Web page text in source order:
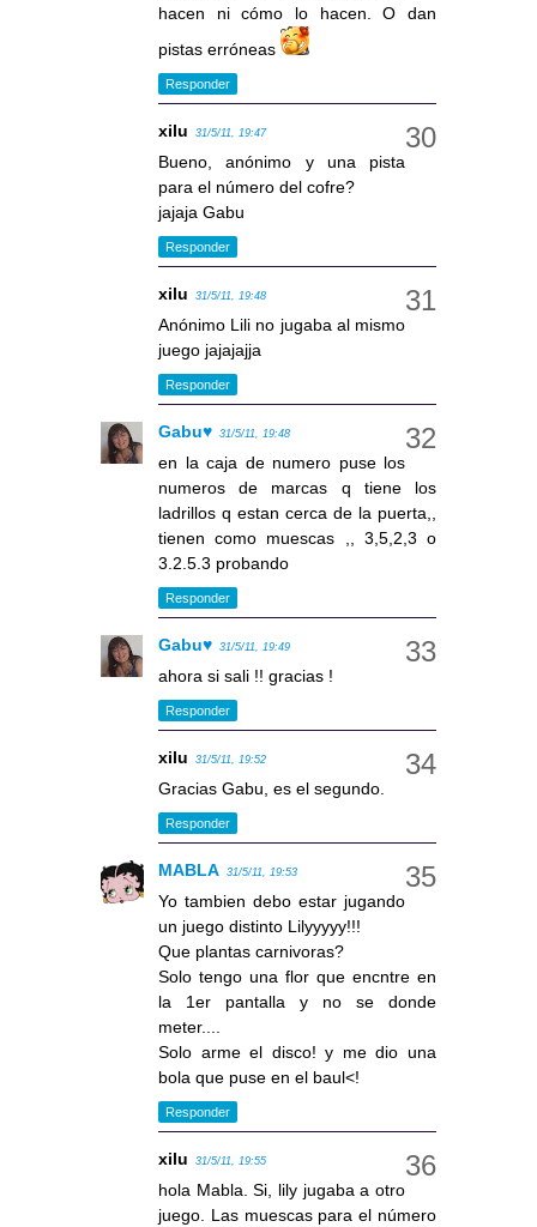
hacen ni cómo lo hacen. O dan
pistas erróneas
Responder
xilu 31/5/11, 19:47
Bueno, anónimo y una pista
para el número del cofre?
jajaja Gabu
Responder
xilu 31/5/11, 19:48
Anónimo Lili no jugaba al mismo
juego jajajajja
Responder
Gabu♥ 31/5/11, 19:48
en la caja de numero puse los
numeros de marcas q tiene los
ladrillos q estan cerca de la puerta,,
tienen como muescas ,, 3,5,2,3 o
3.2.5.3 probando
Responder
Gabu♥ 31/5/11, 19:49
ahora si sali !! gracias !
Responder
xilu 31/5/11, 19:52
Gracias Gabu, es el segundo.
Responder
MABLA 31/5/11, 19:53
Yo tambien debo estar jugando
un juego distinto Lilyyyyy!!!
Que plantas carnivoras?
Solo tengo una flor que encntre en
la 1er pantalla y no se donde
meter....
Solo arme el disco! y me dio una
bola que puse en el baul<!
Responder
xilu 31/5/11, 19:55
hola Mabla. Si, lily jugaba a otro
juego. Las muescas para el número